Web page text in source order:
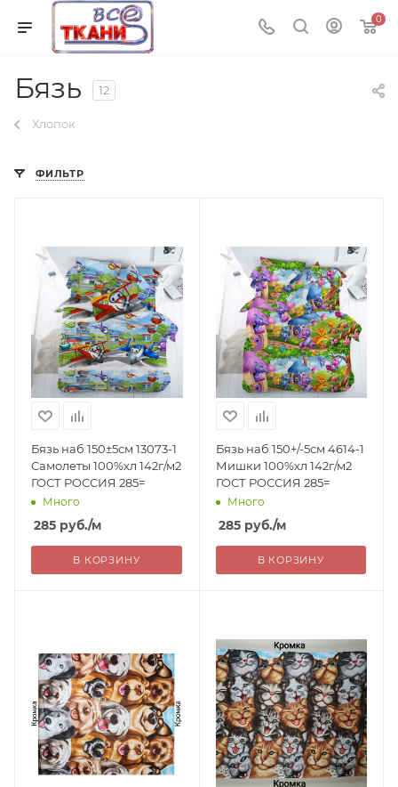
0
Бязь 12
Хлопок
ФИЛЬТР
Бязь наб 150±5см 13073-1
Самолеты 100%хл 142г/м2
ГОСТ РОССИЯ 285=
Много
285 руб./м
В КОРЗИНУ
Бязь наб 150+/-5см 4614-1
Мишки 100%хл 142г/м2
ГОСТ РОССИЯ 285=
Много
285руб./м
В КОРЗИНУ